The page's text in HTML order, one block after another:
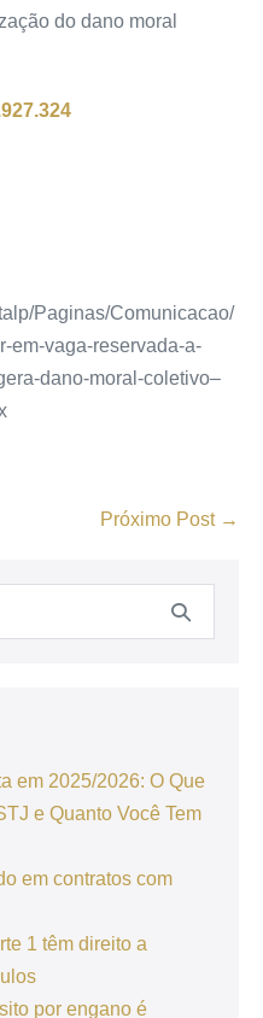
do dano moral
Paginas/Comunicacao/
em-vaga-reservada-a-
dano-moral-coletivo–
Próximo Post →
em 2025/2026: O Que
e Quanto Você Tem
em contratos com
1 têm direito a
por engano é